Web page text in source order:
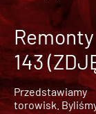
143
torowisk.